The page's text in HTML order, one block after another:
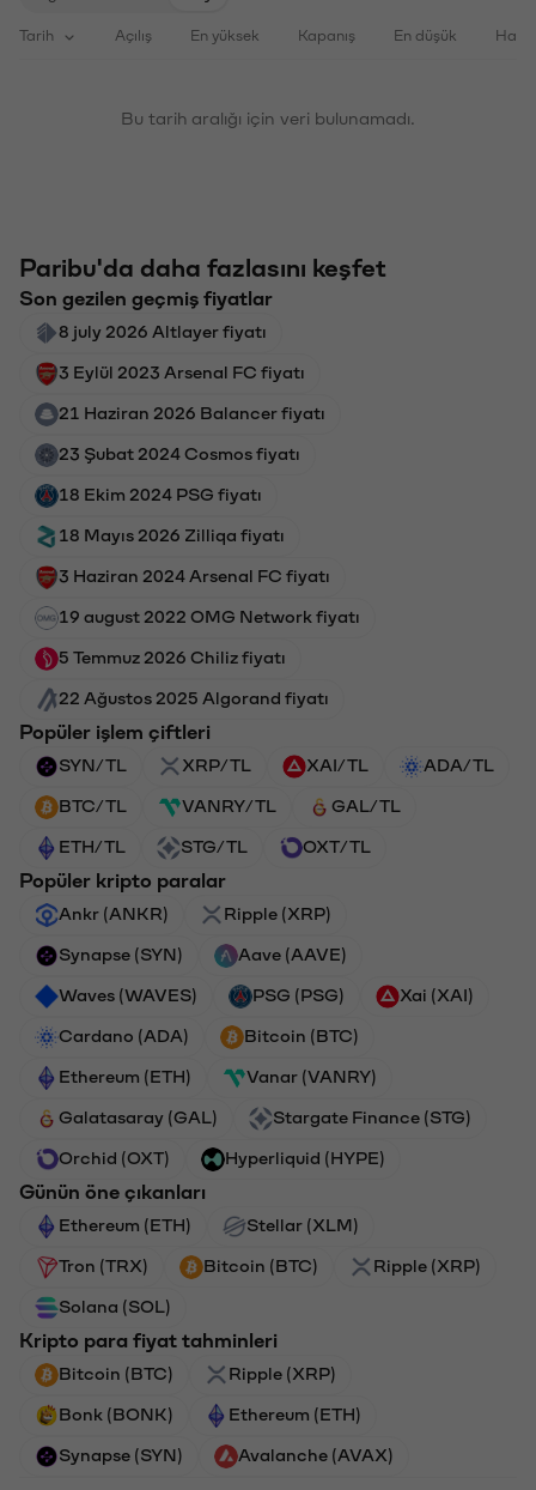
Tarih Açılış En yüksek Kapanış En düşük
Bu tarih aralığı için veri bulunamadı.
Paribu'da daha fazlasını keşfet
Son gezilen geçmiş fiyatlar
8 july 2026 Altlayer fiyatı
3 Eylül 2023 Arsenal FC fiyatı
21 Haziran 2026 Balancer fiyatı
23 Şubat 2024 Cosmos fiyatı
18 Ekim 2024 PSG fiyatı
18 Mayıs 2026 Zilliqa fiyatı
3 Haziran 2024 Arsenal FC fiyatı
19 august 2022 OMG Network fiyatı
5 Temmuz 2026 Chiliz fiyatı
22 Ağustos 2025 Algorand fiyatı
Popüler işlem çiftleri
SYN/TL XRP/TL XAI/TL ADA/TL
BTC/TL VANRY/TL GAL/TL
ETH/TL STG/TL OXT/TL
Popüler kripto paralar
Ankr (ANKR) Ripple (XRP)
Synapse (SYN) Aave (AAVE)
Waves (WAVES) PSG (PSG) Xai (XAI)
Cardano (ADA) Bitcoin (BTC)
Ethereum (ETH) Vanar (VANRY)
Galatasaray (GAL) Stargate Finance (STG)
Orchid (OXT) Hyperliquid (HYPE)
Günün öne çıkanları
Ethereum (ETH) Stellar (XLM)
Tron (TRX) Bitcoin (BTC) Ripple (XRP)
Solana (SOL)
Kripto para fiyat tahminleri
Bitcoin (BTC) Ripple (XRP)
Bonk (BONK) Ethereum (ETH)
Synapse (SYN) Avalanche (AVAX)